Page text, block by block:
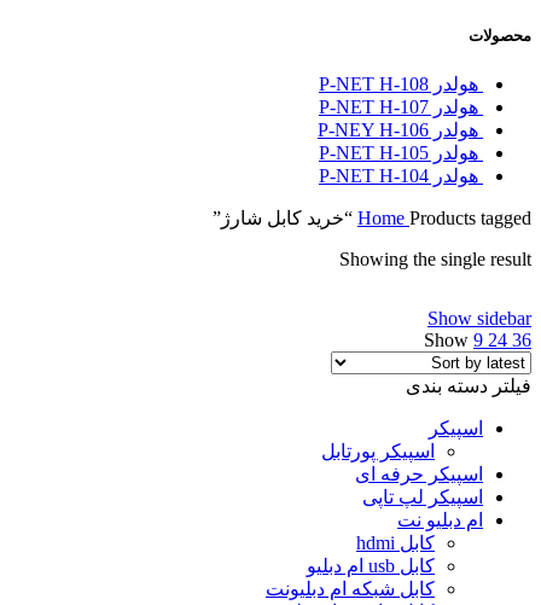
محصولات
هولدر P-NET H-108
هولدر P-NET H-107
هولدر P-NEY H-106
هولدر P-NET H-105
هولدر P-NET H-104
Home Products tagged “خرید کابل شارژ”
Showing the single result
Show sidebar
Show 9 24 36
فیلتر دسته بندی
اسپیکر
اسپیکر پورتابل
اسپیکر حرفه ای
اسپیکر لپ تاپی
ام دبلیو نت
کابل hdmi
کابل usb ام دبلیو
کابل شبکه ام دبلیونت